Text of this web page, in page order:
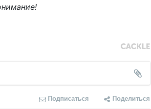
Подписаться Поделиться